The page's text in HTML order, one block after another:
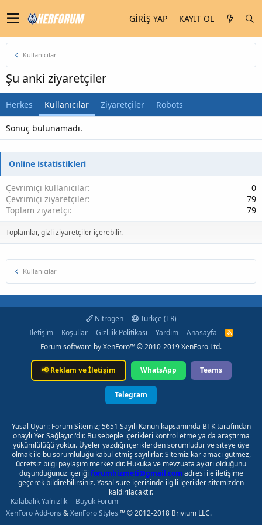
GIRIŞ YAP KAYIT OL
Kullanıcılar
Şu anki ziyaretçiler
Herkes Kullanıcılar Ziyaretçiler Robots
Sonuç bulunamadı.
Online istatistikleri
Çevrimiçi kullanıcılar
0
Çevrimiçi ziyaretçiler
79
Toplam ziyaretçi
79
Toplamlar, gizli ziyaretçiler içerebilir.
Kullanıcılar
Nitrogen
Türkçe (TR)
İletişim
Koşullar Gizlilik Politikası Yardım Anasayfa
R
S
Forum software by XenForo™© 2010-2019 XenForo Ltd.
📢Reklam ve İletişim WhatsApp Teams
Telegram
Yasal Uyarı: Forum Sitemiz; 5651 Sayılı Kanun kapsamında BTK tarafından
onaylı Yer Sağlayıcı'dır. Bu sebeple içerikleri kontrol etme ya da araştırma
yükümlülüğü yoktur. Üyeler yazdığı içeriklerden sorumludur ve siteye üye
olmak ile bu sorumluluğu kabul etmiş sayılırlar. Sitemiz kar amacı gütmez,
ücretsiz bilgi paylaşım merkezidir. Hukuka ve mevzuata aykırı olduğunu
düşündüğünüz içeriği forumhizmeti@gmail.com adresi ile iletişime
geçerek bildirebilirsiniz. Yasal süre içerisinde ilgili içerikler sitemizden
kaldırılacaktır.
Kalabalık Yalnızlık
Büyük Forum
XenForo Add-ons &XenForo Styles ™ © 2012-2018 Brivium LLC.